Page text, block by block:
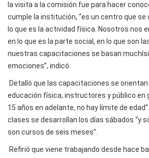
la visita a la comisión fue para hacer
cumple la institución, “es un centro que se
lo que es la actividad física. Nosotros nos
en lo que es la parte social, en lo que son
nuestras capacitaciones se basan
emociones”, indicó.
Detalló que las capacitaciones se
educación física, instructores y público en
15 años en adelante, no hay límite de
clases se desarrollan los días sábados “y
son cursos de seis meses”.
Refirió que viene trabajando desde hace